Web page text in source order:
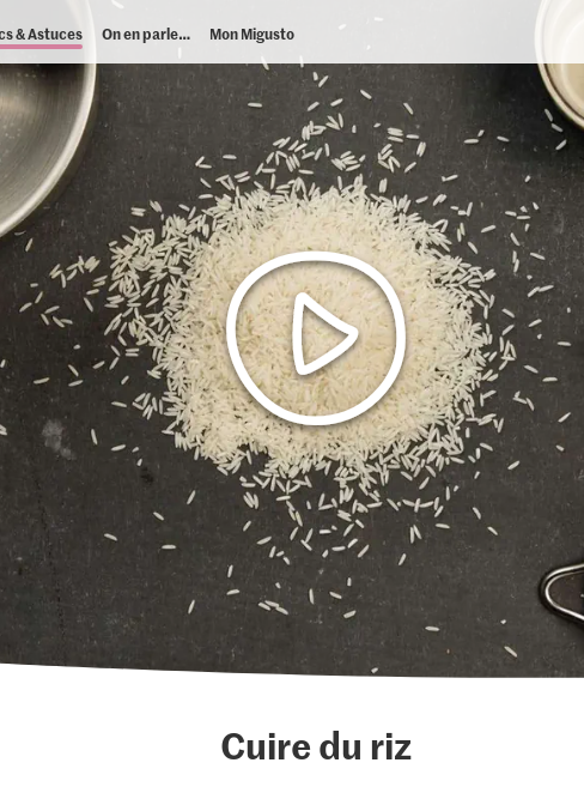
& Astuces On en parle… Mon Migusto
Cuire du riz